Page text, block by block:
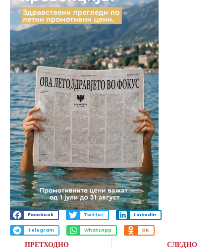
Facebook Twitter LinkedIn
Telegram WhatsApp OK
ПРЕТХОДНО СЛЕДНО